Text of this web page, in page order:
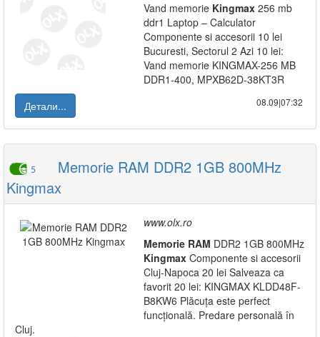
Vand memorie Kingmax 256 mb
ddr1 Laptop – Calculator
Componente si accesorii 10 lei
Bucuresti, Sectorul 2 Azi 10 lei:
Vand memorie KINGMAX-256 MB
DDR1-400, MPXB62D-38KT3R
Детали...
08.09|07:32
5
Memorie RAM DDR2 1GB 800MHz
Kingmax
www.olx.ro
Memorie RAM DDR2 1GB 800MHz
Kingmax Componente si accesorii
Cluj-Napoca 20 lei Salveaza ca
favorit 20 lei: KINGMAX KLDD48F-
B8KW6 Plăcuța este perfect
funcțională. Predare personală în
Cluj.